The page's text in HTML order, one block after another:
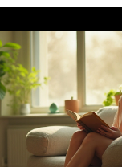
места
рукой и
от
как
внимание,
Советы
носку